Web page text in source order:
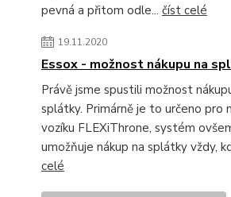
pevná a přitom odle... číst celé
19.11.2020
Essox - možnost nákupu na
Právě jsme spustili možnost
splátky. Primárně je to určeno pro
vozíku FLEXiThrone, systém
umožňuje nákup na splátky vždy,
celé